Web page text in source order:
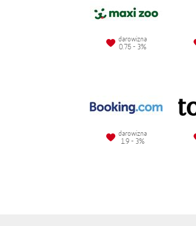
darowizna
0.75 - 3%
darowizna
1.9 - 3%